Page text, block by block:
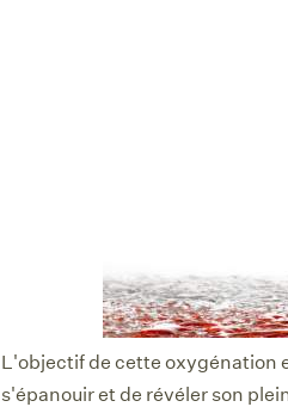
L'objectif de cette oxygénation
s'épanouir et de révéler son